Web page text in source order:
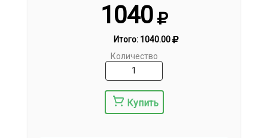
1040
Итого: 1040.00
Количество
Купить